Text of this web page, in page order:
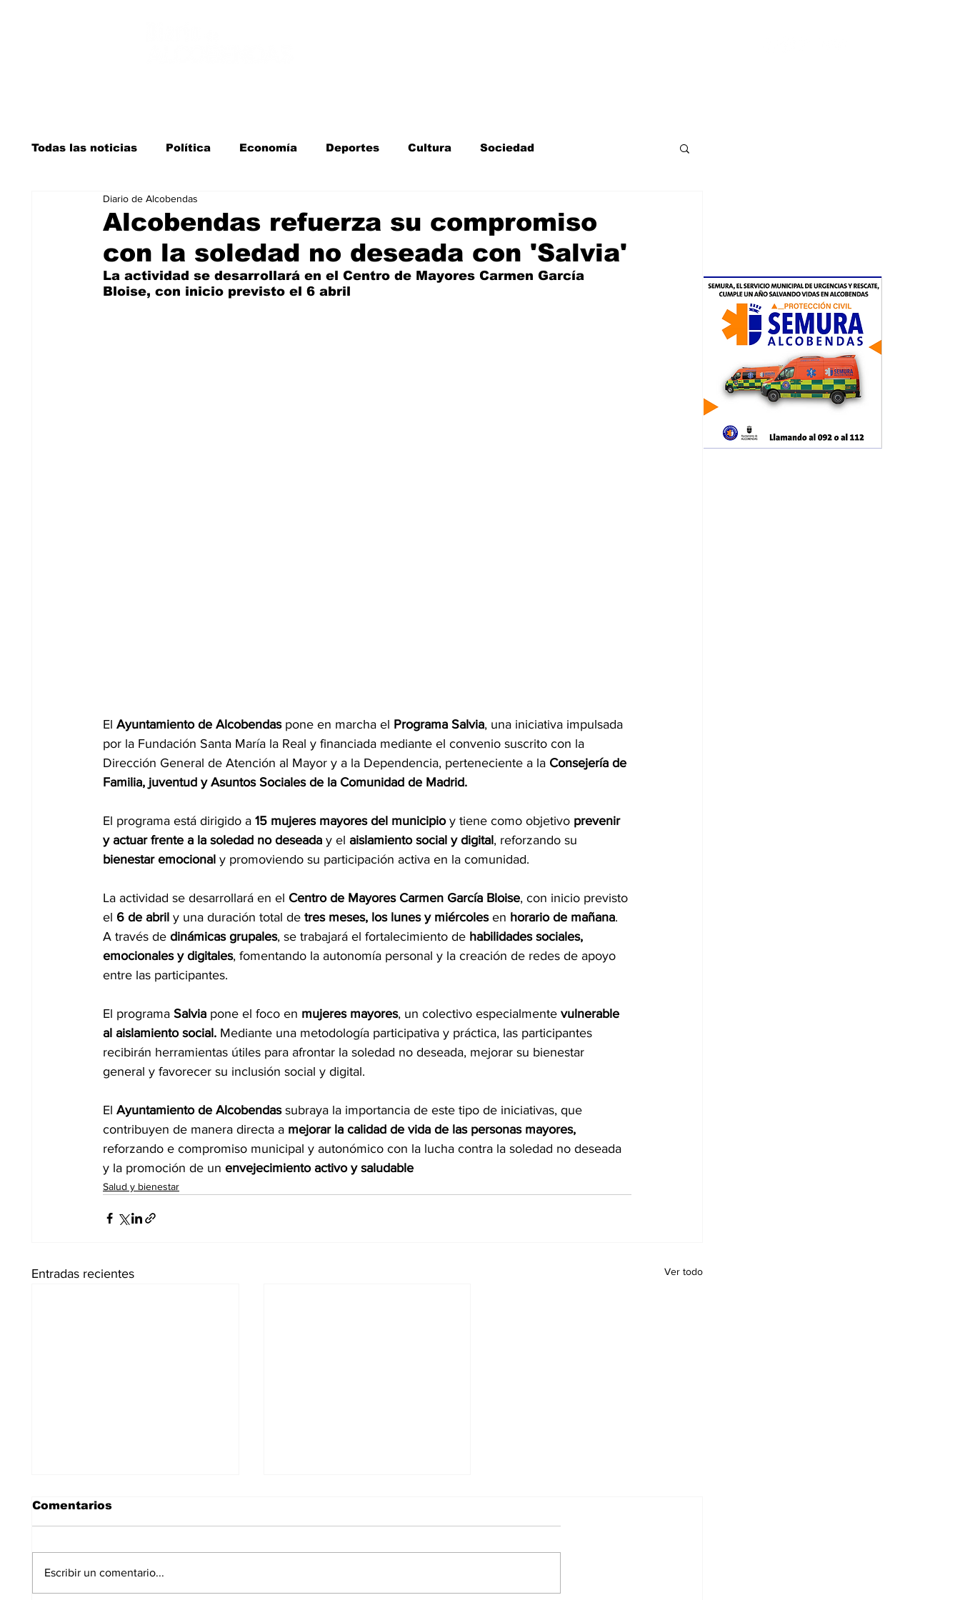
Todas las noticias Política Economía Deportes Cultura Sociedad
Salud y bienestar Educación e infancia
La verdad detrás de la guerra Kit Digital Sucesos Fiestas Mayores
Alcobendas refuerza su compromiso
con la soledad no deseada con 'Salvia'
Diario de Alcobendas
La actividad se desarrollará en el Centro de Mayores Carmen García
Bloise, con inicio previsto el 6 abril
El Ayuntamiento de Alcobendas pone en marcha el Programa Salvia, una iniciativa impulsada
por la Fundación Santa María la Real y financiada mediante el convenio suscrito con la
Dirección General de Atención al Mayor y a la Dependencia, perteneciente a la Consejería de
Familia, juventud y Asuntos Sociales de la Comunidad de Madrid.
El programa está dirigido a 15 mujeres mayores del municipio y tiene como objetivo prevenir
y actuar frente a la soledad no deseada y el aislamiento social y digital, reforzando su
bienestar emocional y promoviendo su participación activa en la comunidad.
La actividad se desarrollará en el Centro de Mayores Carmen García Bloise, con inicio previsto
el 6 de abril y una duración total de tres meses, los lunes y miércoles en horario de mañana.
A través de dinámicas grupales, se trabajará el fortalecimiento de habilidades sociales,
emocionales y digitales, fomentando la autonomía personal y la creación de redes de apoyo
entre las participantes.
El programa Salvia pone el foco en mujeres mayores, un colectivo especialmente vulnerable
al aislamiento social. Mediante una metodología participativa y práctica, las participantes
recibirán herramientas útiles para afrontar la soledad no deseada, mejorar su bienestar
general y favorecer su inclusión social y digital.
El Ayuntamiento de Alcobendas subraya la importancia de este tipo de iniciativas, que
contribuyen de manera directa a mejorar la calidad de vida de las personas mayores,
reforzando e compromiso municipal y autonómico con la lucha contra la soledad no deseada
y la promoción de un envejecimiento activo y saludable
Salud y bienestar
Entradas recientes Ver todo
Comentarios
Escribir un comentario...